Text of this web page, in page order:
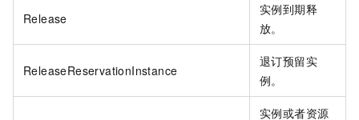
Release
实例到期释
放。
ReleaseReservationInstance
退订预留实
例。
实例或者资源